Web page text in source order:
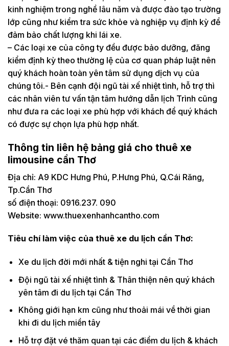
kinh nghiệm trong nghề lâu năm và được đào tạo trường
lớp cũng như kiểm tra sức khỏe và nghiệp vụ định kỳ để
đảm bảo chất lượng khi lái xe.
– Các loại xe của công ty đều được bảo dưỡng, đăng
kiểm định kỳ theo thường lệ của cơ quan pháp luật nên
quý khách hoàn toàn yên tâm sử dụng dịch vụ của
chúng tôi.- Bên cạnh đội ngũ tài xế nhiệt tình, hỗ trợ thì
các nhân viên tư vấn tận tâm hướng dẫn lịch Trình cũng
như đưa ra các loại xe phù hợp với khách để quý khách
có được sự chọn lựa phù hợp nhất.
Thông tin liên hệ bảng giá cho thuê xe
limousine cần Thơ
Địa chỉ: A9 KDC Hưng Phú, P.Hưng Phú, Q.Cái Răng,
Tp.Cần Thơ
số điện thoại: 0916.237. 090
Website: www.thuexenhanhcantho.com
Tiêu chí làm việc của thuê xe du lịch cần Thơ:
Xe du lịch đời mới nhất & tiện nghi tại Cần Thơ
Đội ngũ tài xế nhiệt tình & Thân thiện nên quý khách
yên tâm đi du lịch tại Cần Thơ
Không giới hạn km cũng như thoải mái về thời gian
khi đi du lịch miền tây
Hỗ trợ đặt vé thăm quan tại các điểm du lịch & khách